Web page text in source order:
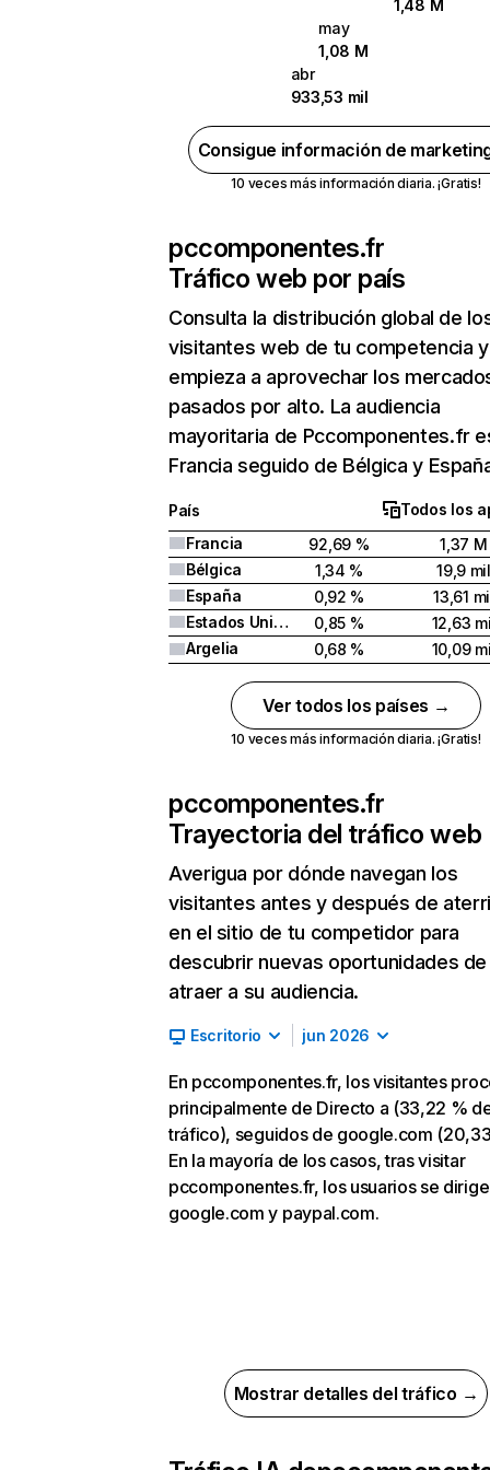
1,48 M
may
1,08 M
abr
933,53 mil
Consigue información de
10 veces más información diaria. ¡Gratis!
pccomponentes.fr
Tráfico web por país
Consulta la distribución global de
visitantes web de tu competencia y
empieza a aprovechar los
pasados por alto. La audiencia
mayoritaria de Pccomponentes.fr
Francia seguido de Bélgica y
País
Todos los
Francia
92,69 %
1,37 M
Bélgica
1,34 %
19,9 mil
España
0,92 %
13,61
Estados Unidos
0,85 %
12,63
Argelia
0,68 % 10,09
Ver todos los países →
10 veces más información diaria. ¡Gratis!
pccomponentes.fr
Trayectoria del tráfico web
Averigua por dónde navegan los
visitantes antes y después de
en el sitio de tu competidor para
descubrir nuevas oportunidades de
atraer a su audiencia.
Escritorio jun 2026
En pccomponentes.fr, los visitantes
principalmente de Directo a (33,22 %
tráfico), seguidos de google.com
En la mayoría de los casos, tras visitar
pccomponentes.fr, los usuarios se
google.com y paypal.com.
Mostrar detalles del tráfico →